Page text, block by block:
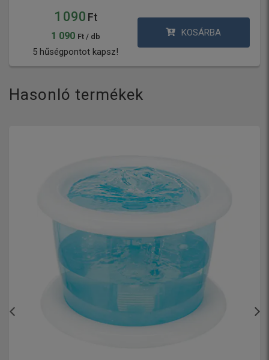
1 090 Ft
1 090 Ft / db
5 hűségpontot kapsz!
KOSÁRBA
Hasonló termékek